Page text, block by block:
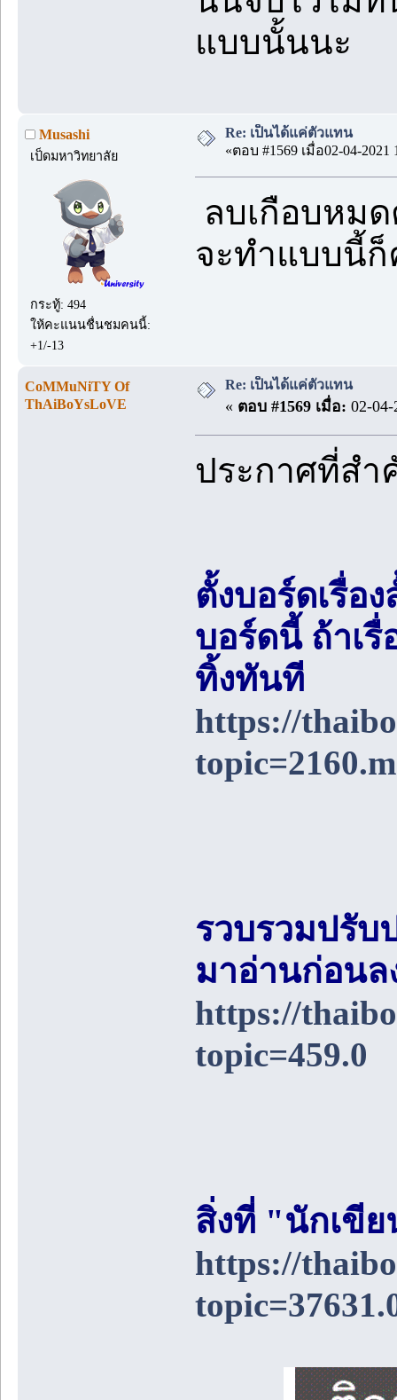
แบบนั้นนะ
Musashi
เป็ดมหาวิทยาลัย
กระทู้: 494
ให้คะแนนชื่นชมคนนี้:
+1/-13
Re: เป็นได้แค่ตัวแทน
«ตอบ #1569 เมื่อ02-04-2021
ลบเกือบหมด
จะทำแบบนี้ก็
CoMMuNiTY Of
ThAiBoYsLoVE
Re: เป็นได้แค่ตัวแทน
« ตอบ #1569 เมื่อ: 02-04-
ประกาศที่ส
ตั้งบอร์ดเรื่อ
บอร์ดนี้ ถ้าเ
ทิ้งทันที
https://
รวบรวมปรับ
มาอ่านก่อน
https://
topic=459.0
สิ่งที่ "นักเขี
https://